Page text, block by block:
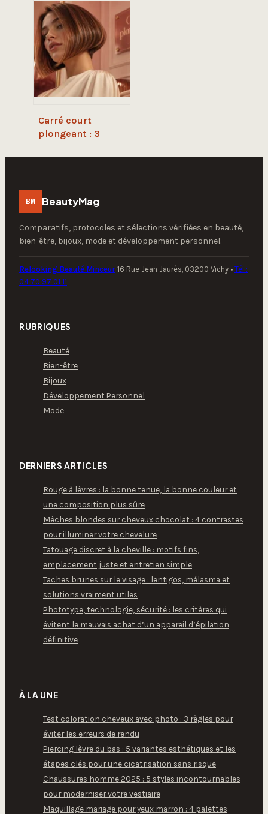
des
dermatologues
sur ce soin 4-en-1
est-il rassurant ?
Carré court
plongeant : 3
pour structurer
BM BeautyMag
Comparatifs, protocoles et sélections vérifiées en beauté,
bien-être, bijoux, mode et développement personnel.
Relooking Beauté Minceur 16 Rue Jean Jaurès, 03200 Vichy • Tél :
04 70 97 01 11
RUBRIQUES
Beauté
Bien-être
Bijoux
Développement Personnel
Mode
DERNIERS ARTICLES
Rouge à lèvres : la bonne tenue, la bonne couleur et
une composition plus sûre
Mèches blondes sur cheveux chocolat : 4 contrastes
pour illuminer votre chevelure
Tatouage discret à la cheville : motifs fins,
emplacement juste et entretien simple
Taches brunes sur le visage : lentigos, mélasma et
solutions vraiment utiles
Phototype, technologie, sécurité : les critères qui
évitent le mauvais achat d’un appareil d’épilation
définitive
À LA UNE
Test coloration cheveux avec photo : 3 règles pour
éviter les erreurs de rendu
Piercing lèvre du bas : 5 variantes esthétiques et les
étapes clés pour une cicatrisation sans risque
Chaussures homme 2025 : 5 styles incontournables
pour moderniser votre vestiaire
Maquillage mariage pour yeux marron : 4 palettes